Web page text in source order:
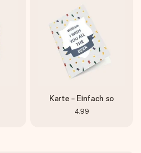
Karte - Einfach so
4,99